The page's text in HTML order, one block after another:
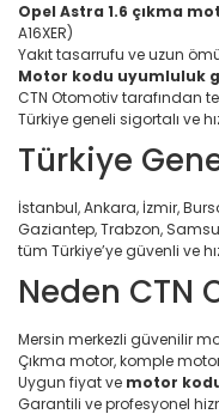
Opel Astra 1.6 çıkma
A16XER)
Yakıt tasarrufu ve uzun
Motor kodu uyumluluk
CTN Otomotiv tarafından
Türkiye geneli sigortalı ve
Türkiye
İstanbul, Ankara, İzmir,
Gaziantep, Trabzon,
tüm Türkiye’ye güvenli ve
Neden CTN
Mersin merkezli güvenilir
Çıkma motor, komple
Uygun fiyat ve motor
Garantili ve profesyonel